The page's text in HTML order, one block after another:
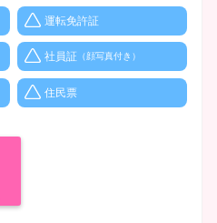
運転免許証
社員証 （顔写真付き）
住民票